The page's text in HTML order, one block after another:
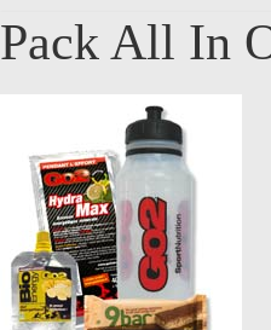
Pack All In